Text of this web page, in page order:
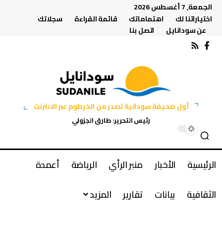
الجمعة, 7 أغسطس 2026
اختياراتنا لك
اهتماماتك قائمة القراءة
سجلاتك
عن سودانايل
اتصل بنا
أول صحيفة سودانية تصدر من الخرطوم عبر الانترنت
رئيس التحرير: طارق الجزولي
الرئيسية الأخبار منبر الرأي الرياضة
أعمدة
الثقافية
بيانات تقارير المزيد